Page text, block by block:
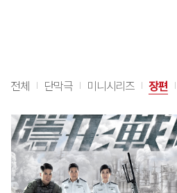
전체 단막극 미니시리즈 장편